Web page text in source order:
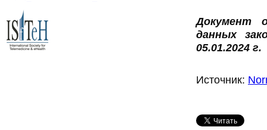
Документ
данных
05.01.2024 г.
Источник:
Подробнее: